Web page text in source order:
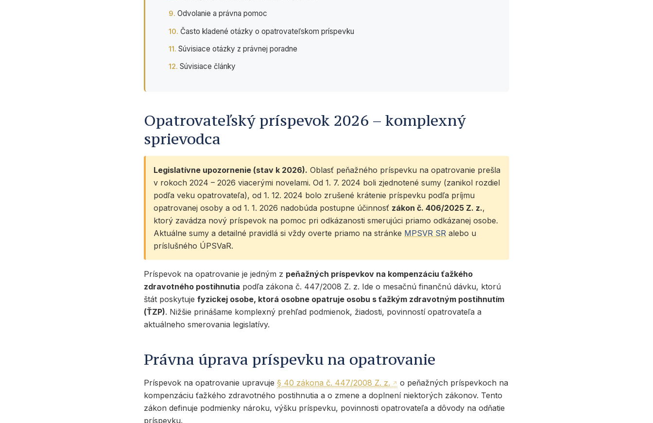
Odvolanie a právna pomoc
Často kladené otázky o opatrovateľskom príspevku
Súvisiace otázky z právnej poradne
Súvisiace články
Opatrovateľský príspevok 2026 – komplexný
sprievodca
Legislatívne upozornenie (stav k 2026). Oblasť peňažného príspevku na opatrovanie prešla
v rokoch 2024 – 2026 viacerými novelami. Od 1. 7. 2024 boli zjednotené sumy (zanikol rozdiel
podľa veku opatrovateľa), od 1. 12. 2024 bolo zrušené krátenie príspevku podľa príjmu
opatrovanej osoby a od 1. 1. 2026 nadobúda postupne účinnosť zákon č. 406/2025 Z. z.,
ktorý zavádza nový príspevok na pomoc pri odkázanosti smerujúci priamo odkázanej osobe.
Aktuálne sumy a detailné pravidlá si vždy overte priamo na stránke MPSVR SR alebo u
príslušného ÚPSVaR.
Príspevok na opatrovanie je jedným z peňažných príspevkov na kompenzáciu ťažkého
zdravotného postihnutia podľa zákona č. 447/2008 Z. z. Ide o mesačnú finančnú dávku, ktorú
štát poskytuje fyzickej osobe, ktorá osobne opatruje osobu s ťažkým zdravotným postihnutím
(ŤZP). Nižšie prinášame komplexný prehľad podmienok, žiadosti, povinností opatrovateľa a
aktuálneho smerovania legislatívy.
Právna úprava príspevku na opatrovanie
Príspevok na opatrovanie upravuje § 40 zákona č. 447/2008 Z. z.
o peňažných príspevkoch na
kompenzáciu ťažkého zdravotného postihnutia a o zmene a doplnení niektorých zákonov. Tento
zákon definuje podmienky nároku, výšku príspevku, povinnosti opatrovateľa a dôvody na odňatie
príspevku.